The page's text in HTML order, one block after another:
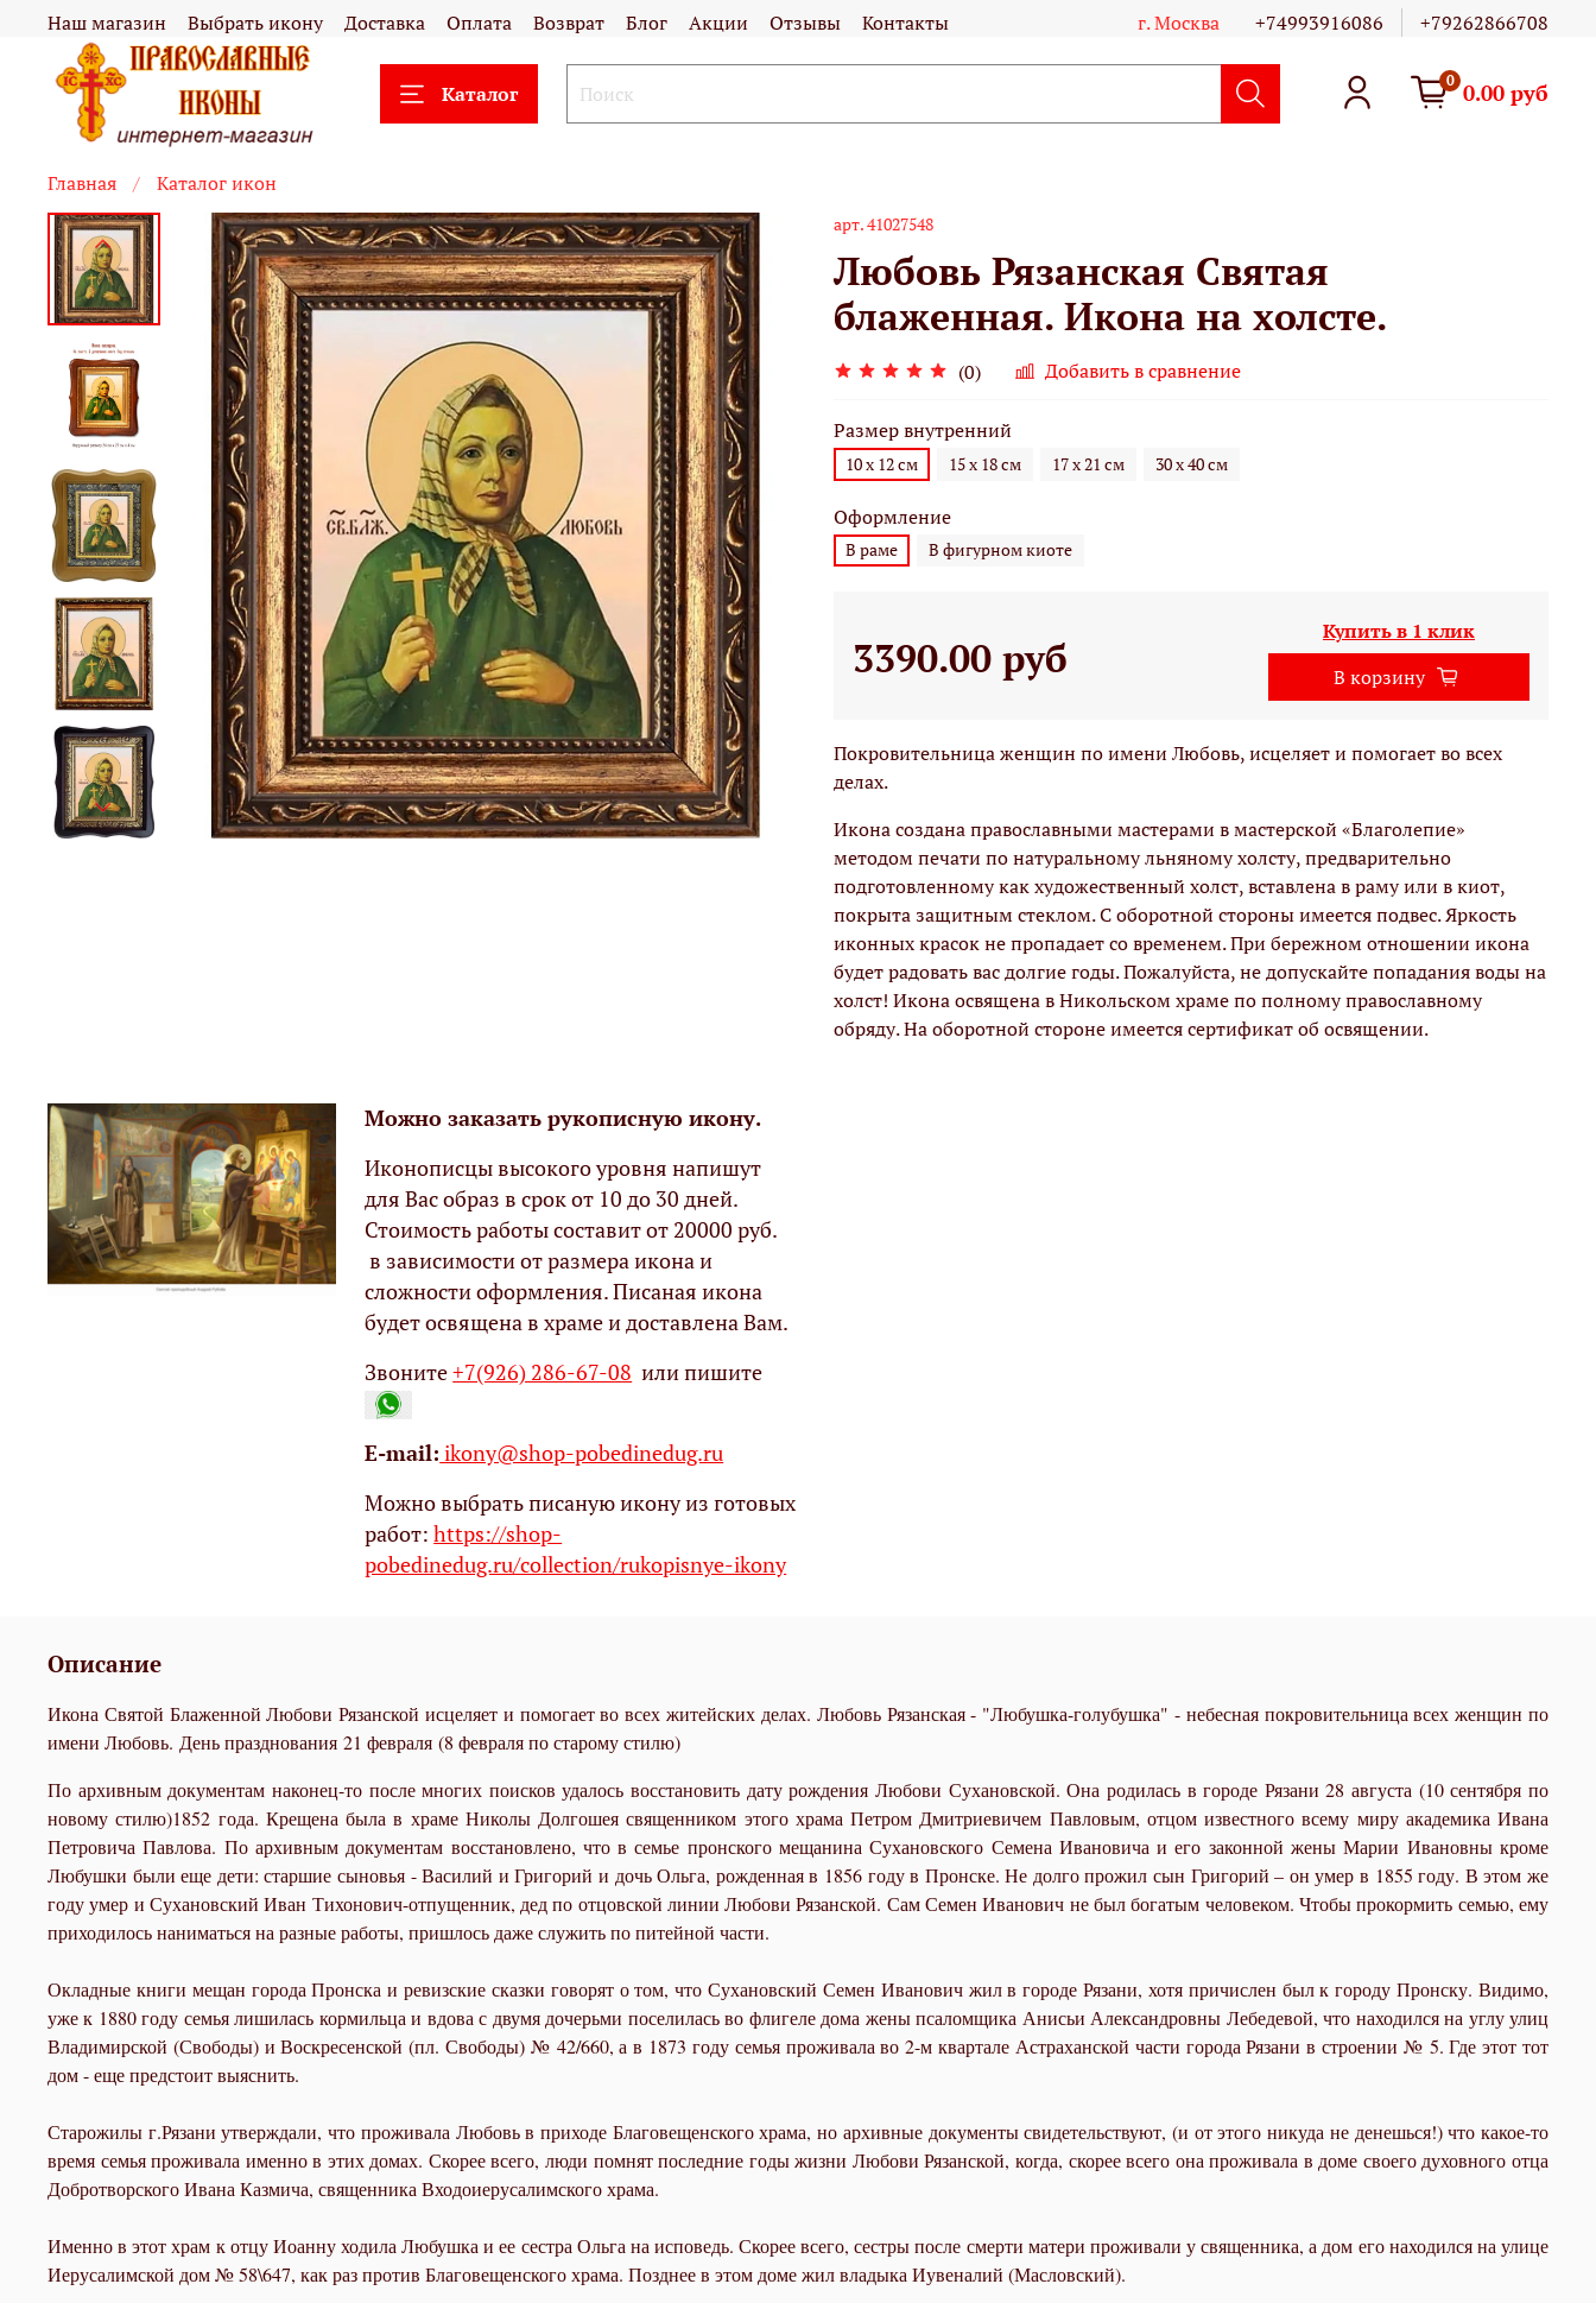
Наш магазин Выбрать икону Доставка Оплата Возврат Блог Акции Отзывы Контакты г. Москва +74993916086 +79262866708
Каталог
0 0.00 руб
Главная Каталог икон
арт.41027548
Любовь Рязанская Святая
блаженная. Икона на холсте.
(0) Добавить в сравнение
Размер внутренний
10 х 12 см 15 х 18 см 17 х 21 см 30 х 40 см
Оформление
В раме В фигурном киоте
3390.00 руб
Купить в 1 клик
В корзину
Покровительница женщин по имени Любовь, исцеляет и помогает во всех
делах.
Икона создана православными мастерами в мастерской «Благолепие»
методом печати по натуральному льняному холсту, предварительно
подготовленному как художественный холст, вставлена в раму или в киот,
покрыта защитным стеклом. С оборотной стороны имеется подвес. Яркость
иконных красок не пропадает со временем. При бережном отношении икона
будет радовать вас долгие годы. Пожалуйста, не допускайте попадания воды на
холст! Икона освящена в Никольском храме по полному православному
обряду. На оборотной стороне имеется сертификат об освящении.
Можно заказать рукописную икону.
Иконописцы высокого уровня напишут
для Вас образ в срок от 10 до 30 дней.
Стоимость работы составит от 20000 руб.
в зависимости от размера икона и
сложности оформления. Писаная икона
будет освящена в храме и доставлена Вам.
Звоните+7(926) 286-67-08 или пишите
Е-mail: ikony@shop-pobedinedug.ru
Можно выбрать писаную икону из готовых
работ:https://shop-
pobedinedug.ru/collection/rukopisnye-ikony
Описание
Икона Святой Блаженной Любови Рязанской исцеляет и помогает во всех житейских делах. Любовь Рязанская - "Любушка-голубушка" - небесная покровительница всех женщин по
имени Любовь. День празднования 21 февраля (8 февраля по старому стилю)
По архивным документам наконец-то после многих поисков удалось восстановить дату рождения Любови Сухановской. Она родилась в городе Рязани 28 августа (10 сентября по
новому стилю)1852 года. Крещена была в храме Николы Долгошея священником этого храма Петром Дмитриевичем Павловым, отцом известного всему миру академика Ивана
Петровича Павлова. По архивным документам восстановлено, что в семье пронского мещанина Сухановского Семена Ивановича и его законной жены Марии Ивановны кроме
Любушки были еще дети: старшие сыновья - Василий и Григорий и дочь Ольга, рожденная в 1856 году в Пронске. Не долго прожил сын Григорий – он умер в 1855 году. В этом же
году умер и Сухановский Иван Тихонович-отпущенник, дед по отцовской линии Любови Рязанской. Сам Семен Иванович не был богатым человеком. Чтобы прокормить семью, ему
приходилось наниматься на разные работы, пришлось даже служить по питейной части.
Окладные книги мещан города Пронска и ревизские сказки говорят о том, что Сухановский Семен Иванович жил в городе Рязани, хотя причислен был к городу Пронску. Видимо,
уже к 1880 году семья лишилась кормильца и вдова с двумя дочерьми поселилась во флигеле дома жены псаломщика Анисьи Александровны Лебедевой, что находился на углу улиц
Владимирской (Свободы) и Воскресенской (пл. Свободы) № 42/660, а в 1873 году семья проживала во 2-м квартале Астраханской части города Рязани в строении № 5. Где этот тот
дом - еще предстоит выяснить.
Старожилы г.Рязани утверждали, что проживала Любовь в приходе Благовещенского храма, но архивные документы свидетельствуют, (и от этого никуда не денешься!) что какое-то
время семья проживала именно в этих домах. Скорее всего, люди помнят последние годы жизни Любови Рязанской, когда, скорее всего она проживала в доме своего духовного отца
Добротворского Ивана Казмича, священника Входоиерусалимского храма.
Именно в этот храм к отцу Иоанну ходила Любушка и ее сестра Ольга на исповедь. Скорее всего, сестры после смерти матери проживали у священника, а дом его находился на улице
Иерусалимской дом № 58\647, как раз против Благовещенского храма. Позднее в этом доме жил владыка Иувеналий (Масловский).